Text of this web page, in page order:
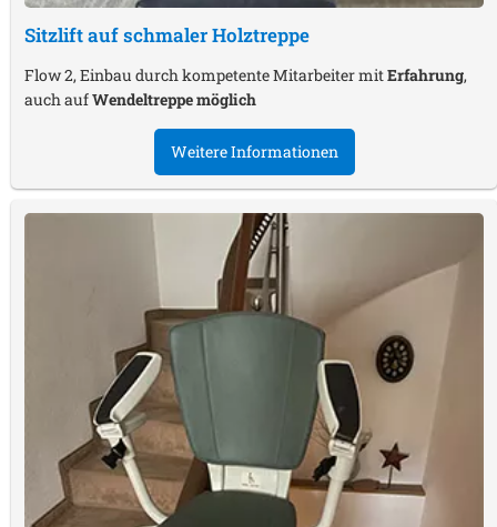
Sitzlift auf schmaler Holztreppe
Flow 2, Einbau durch kompetente Mitarbeiter mitErfahrung,
auch aufWendeltreppe möglich
Weitere Informationen